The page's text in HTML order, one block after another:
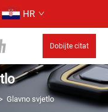
HR
Dobijte citat
> Glavno svjetlo